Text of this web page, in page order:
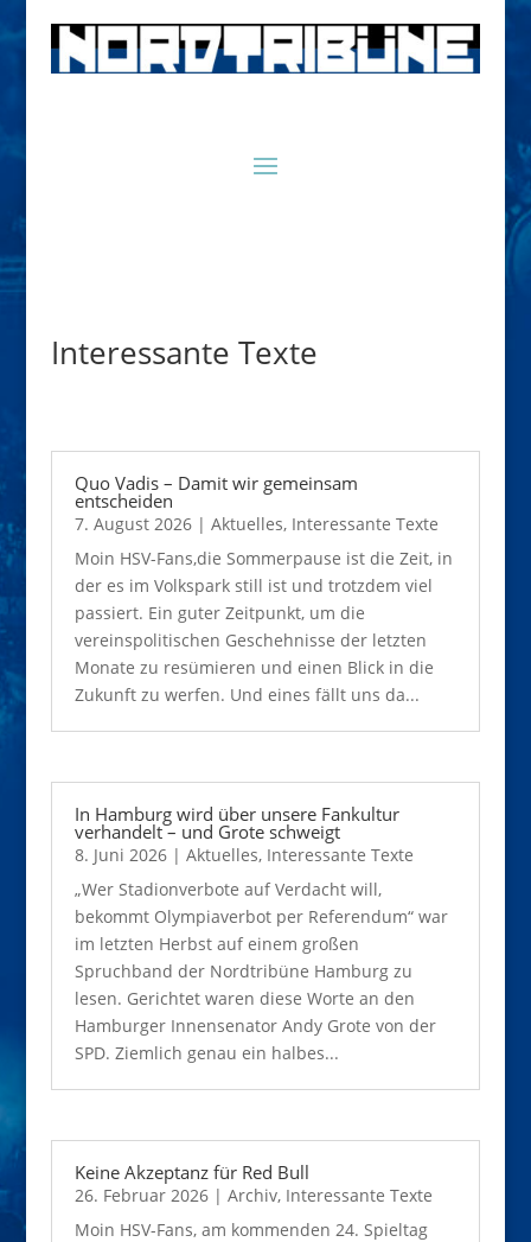
Interessante Texte
Quo Vadis – Damit wir gemeinsam
entscheiden
7. August 2026| Aktuelles, Interessante Texte
Moin HSV-Fans,die Sommerpause ist die Zeit, in
der es im Volkspark still ist und trotzdem viel
passiert. Ein guter Zeitpunkt, um die
vereinspolitischen Geschehnisse der letzten
Monate zu resümieren und einen Blick in die
Zukunft zu werfen. Und eines fällt uns da...
In Hamburg wird über unsere Fankultur
verhandelt – und Grote schweigt
8. Juni 2026| Aktuelles, Interessante Texte
„Wer Stadionverbote auf Verdacht will,
bekommt Olympiaverbot per Referendum“ war
im letzten Herbst auf einem großen
Spruchband der Nordtribüne Hamburg zu
lesen. Gerichtet waren diese Worte an den
Hamburger Innensenator Andy Grote von der
SPD. Ziemlich genau ein halbes...
Keine Akzeptanz für Red Bull
26. Februar 2026| Archiv, Interessante Texte
Moin HSV-Fans, am kommenden 24. Spieltag